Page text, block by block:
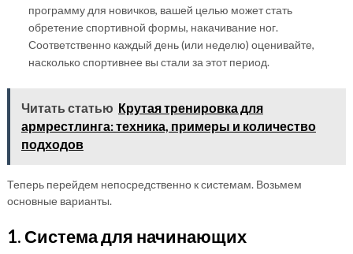
программу для новичков, вашей целью может стать
обретение спортивной формы, накачивание ног.
Соответственно каждый день (или неделю) оценивайте,
насколько спортивнее вы стали за этот период.
Читать статью Крутая тренировка для
армрестлинга: техника, примеры и количество
подходов
Теперь перейдем непосредственно к системам. Возьмем
основные варианты.
1. Система для начинающих